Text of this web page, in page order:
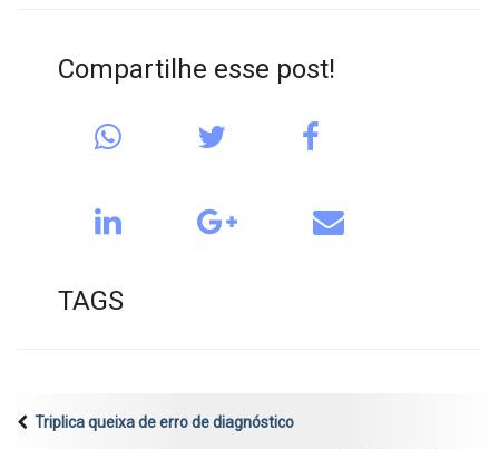
Compartilhe esse post!
TAGS
Triplica queixa de erro de diagnóstico